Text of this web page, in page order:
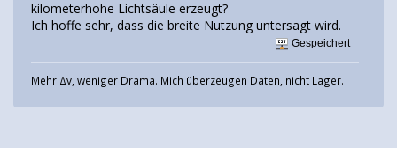
kilometerhohe Lichtsäule erzeugt?
Ich hoffe sehr, dass die breite Nutzung untersagt wird.
Gespeichert
Mehr Δv, weniger Drama. Mich überzeugen Daten, nicht Lager.